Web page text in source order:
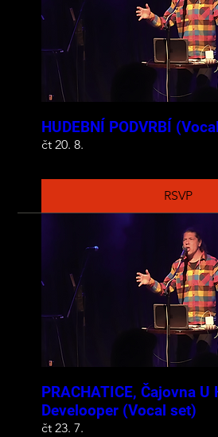
HUDEBNÍ PODVRBÍ
čt 20. 8.
RSVP
PRACHATICE, Čajovna U
Develooper (Vocal set)
čt 23. 7.